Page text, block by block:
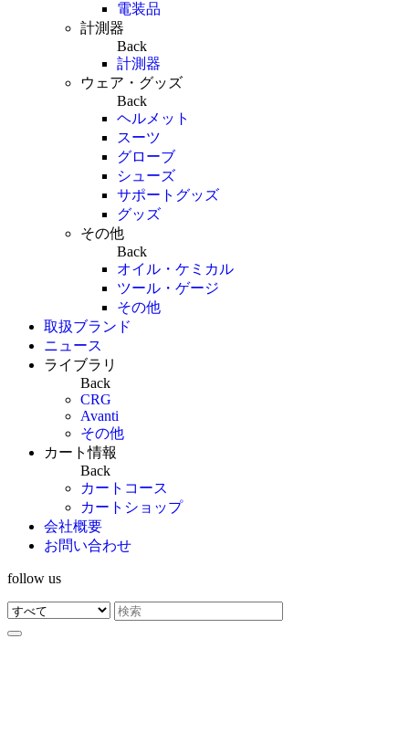
電装品
計測器
Back
計測器
ウェア・グッズ
Back
ヘルメット
スーツ
グローブ
シューズ
サポートグッズ
グッズ
その他
Back
オイル・ケミカル
ツール・ゲージ
その他
取扱ブランド
ニュース
ライブラリ
Back
CRG
Avanti
その他
カート情報
Back
カートコース
カートショップ
会社概要
お問い合わせ
follow us